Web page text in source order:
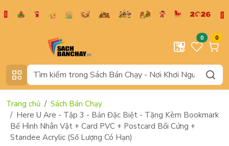
0 0
Trang chủ
Sách Bán Chạy
Here U Are - Tập 3 - Bản Đặc Biệt - Tặng Kèm Bookmark
Bế Hình Nhân Vật + Card PVC + Postcard Bồi Cứng +
Standee Acrylic (Số Lượng Có Hạn)